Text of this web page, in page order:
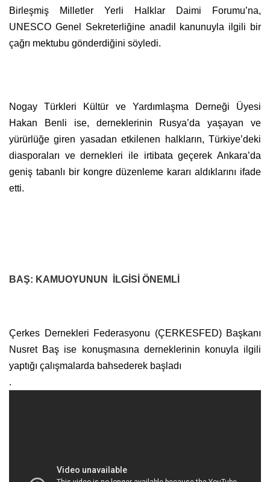
Birleşmiş Milletler Yerli Halklar Daimi Forumu’na,
UNESCO Genel Sekreterliğine anadil kanunuyla ilgili bir
çağrı mektubu gönderdiğini söyledi.
Nogay Türkleri Kültür ve Yardımlaşma Derneği Üyesi
Hakan Benli ise, derneklerinin Rusya’da yaşayan ve
yürürlüğe giren yasadan etkilenen halkların, Türkiye’deki
diasporaları ve dernekleri ile irtibata geçerek Ankara’da
geniş tabanlı bir kongre düzenleme kararı aldıklarını ifade
etti.
BAŞ: KAMUOYUNUN İLGİSİ ÖNEMLİ
Çerkes Dernekleri Federasyonu (ÇERKESFED) Başkanı
Nusret Baş ise konuşmasına derneklerinin konuyla ilgili
yaptığı çalışmalarda bahsederek başladı
.